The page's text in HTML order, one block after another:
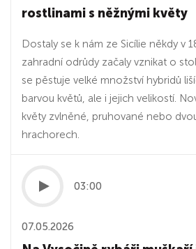
rostlinami s něžnými květy
Dostaly se k nám ze Sicílie někdy v
zahradní odrůdy začaly vznikat o
se pěstuje velké množství hybridů
barvou květů, ale i jejich velikostí.
květy zvlněné, pruhované nebo
hrachorech.
03:00
07.05.2026